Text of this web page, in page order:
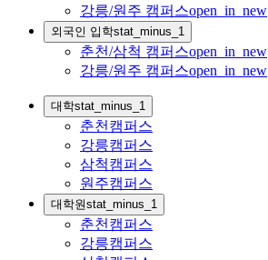
강릉/원주 캠퍼스open_in_new
외국인 입학stat_minus_1
춘천/삼척 캠퍼스open_in_new
강릉/원주 캠퍼스open_in_new
대학stat_minus_1
춘천캠퍼스
강릉캠퍼스
삼척캠퍼스
원주캠퍼스
대학원stat_minus_1
춘천캠퍼스
강릉캠퍼스